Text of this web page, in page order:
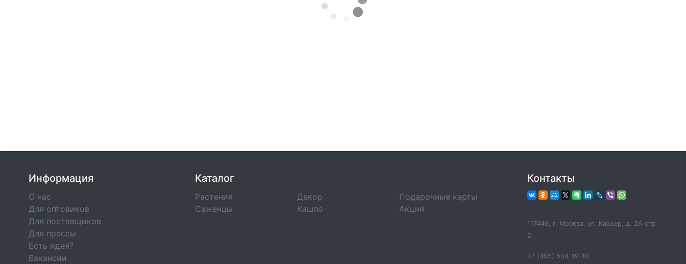
Информация
О нас
Для оптовиков
Для поставщиков
Для прессы
Есть идея?
Вакансии
Каталог
Растения
Саженцы
Декор
Кашпо
Подарочные карты
Акция
Контакты
117449, г. Москва, ул. Карьер, д. 2А стр
2
+7 (495) 504-19-10